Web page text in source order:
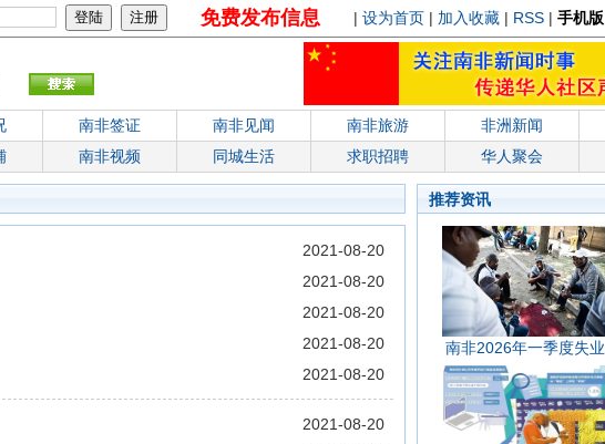
免费发布信息 | 设为首页 | 加入收藏 | RSS | 手机版
南非签证 南非见闻 南非旅游 非洲新闻
南非视频 同城生活 求职招聘 华人聚会
2021-08-20
2021-08-20
2021-08-20
2021-08-20
2021-08-20
2021-08-20
推荐资讯
南非2026年一季度失业